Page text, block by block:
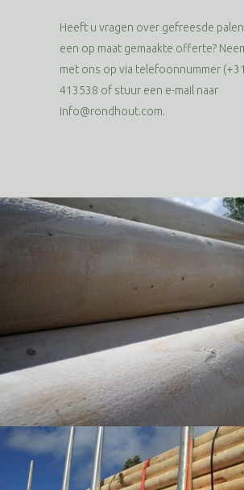
Heeft u vragen over gefreesde
een op maat gemaakte offerte?
met ons op via telefoonnummer
413538 of stuur een e-mail naar
info@rondhout.com.